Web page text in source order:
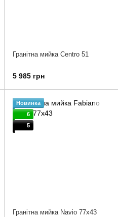
Гранітна мийка Centro 51
5 985 грн
Новинка
6
5
Гранітна мийка Navio 77x43